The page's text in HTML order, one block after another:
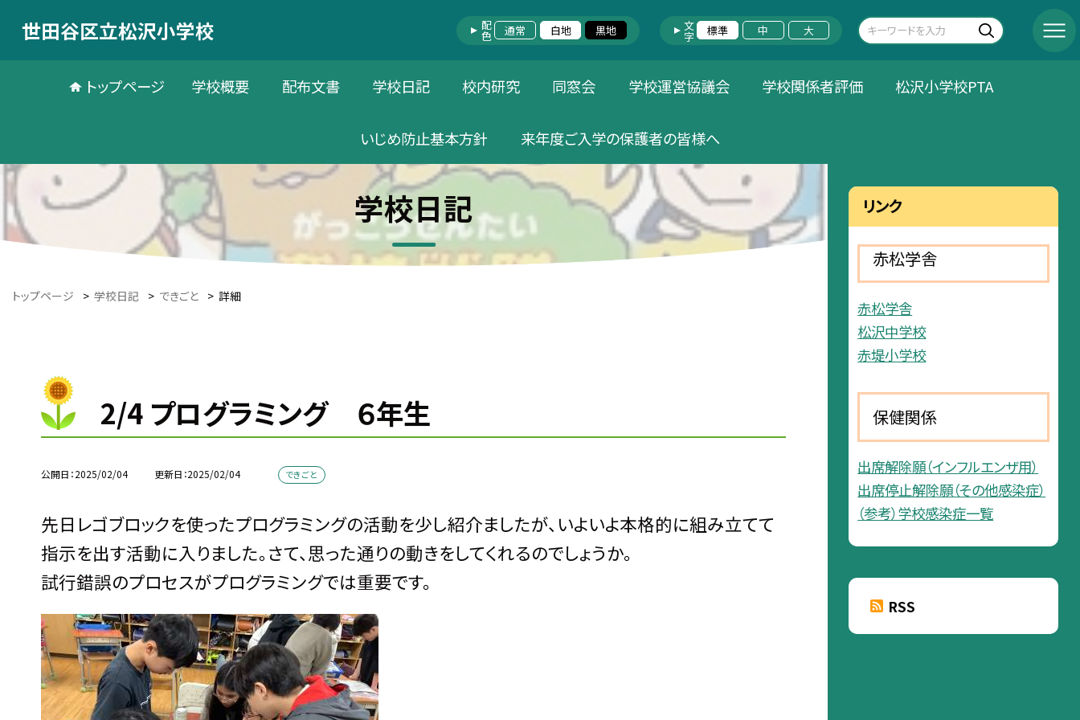
世田谷区立松沢小学校 配色 通常 白地 黒地 文字 標準 中 大
トップページ 学校概要 配布文書 学校日記 校内研究 同窓会 学校運営協議会 学校関係者評価 松沢小学校PTA
いじめ防止基本方針 来年度ご入学の保護者の皆様へ
学校日記
トップページ > 学校日記 > できごと > 詳細
2/4 プログラミング ６年生
公開日 2025/02/04 更新日 2025/02/04 できごと
先日レゴブロックを使ったプログラミングの活動を少し紹介ましたが、いよいよ本格的に組み立てて
指示を出す活動に入りました。さて、思った通りの動きをしてくれるのでしょうか。
試行錯誤のプロセスがプログラミングでは重要です。
リンク
赤松学舎
赤松学舎
松沢中学校
赤堤小学校
保健関係
出席解除願（インフルエンザ用）
出席停止解除願（その他感染症）
（参考）学校感染症一覧
RSS